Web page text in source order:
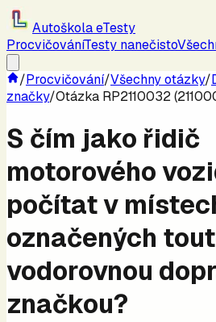
Autoškola eTesty
ProcvičováníTesty nanečisto
/Procvičování/Všechny otázky/
značky/Otázka RP2110032
S čím jako řidič
motorového
počítat v
označených
vodorovnou
značkou?